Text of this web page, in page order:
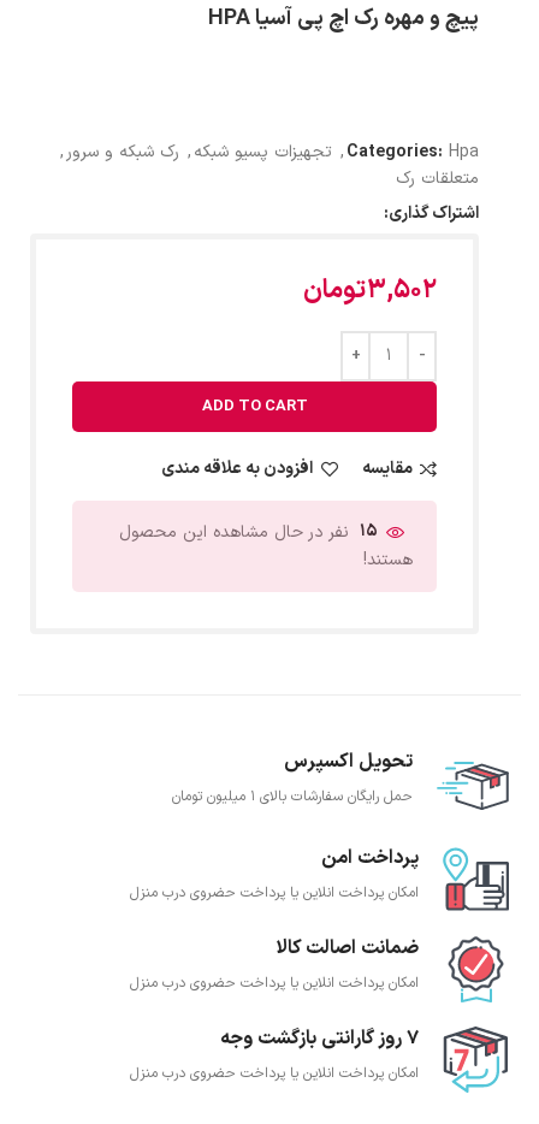
پیچ و مهره رک اچ پی آسیا HPA
Categories: Hpa
, تجهیزات پسیو شبکه, رک شبکه و سرور ,
متعلقات رک
اشتراک گذاری:
3,502تومان
ADD TO CART
مقایسه افزودن به علاقه مندی
15 نفر در حال مشاهده این محصول
هستند!
تحویل اکسپرس
حمل رایگان سفارشات بالای 1 میلیون تومان
پرداخت امن
امکان پرداخت انلاین یا پرداخت حضروی درب منزل
ضمانت اصالت کالا
امکان پرداخت انلاین یا پرداخت حضروی درب منزل
7 روز گارانتی بازگشت وجه
امکان پرداخت انلاین یا پرداخت حضروی درب منزل